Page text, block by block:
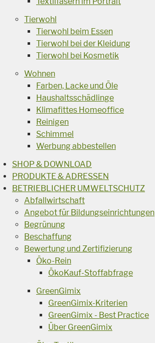
Tierwohl
Tierwohl beim Essen
Tierwohl bei der Kleidung
Tierwohl bei Kosmetik
Wohnen
Farben, Lacke und Öle
Haushaltsschädlinge
Klimafittes Homeoffice
Reinigen
Schimmel
Werbung abbestellen
SHOP & DOWNLOAD
PRODUKTE & ADRESSEN
BETRIEBLICHER UMWELTSCHUTZ
Abfallwirtschaft
Angebot für Bildungseinrichtungen
Begrünung
Beschaffung
Bewertung und Zertifizierung
Öko-Rein
ÖkoKauf-Stoffabfrage
GreenGimix
GreenGimix-Kriterien
GreenGimix - Best Practice
Über GreenGimix